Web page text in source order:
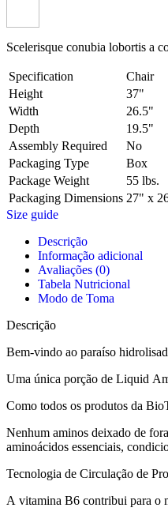
Scelerisque conubia lobortis a
Specification Chair
Height
37"
Width
26.5"
Depth
19.5"
Assembly Required
No
Packaging Type
Box
Package Weight
55 lbs.
Packaging Dimensions 27" x
Size guide
Descrição
Informação adicional
Avaliações (0)
Tabela Nutricional
Modo de Toma
Descrição
Bem-vindo ao paraíso
Uma única porção de Liquid
Como todos os produtos da
Nenhum aminos deixado de
aminoácidos essenciais,
Tecnologia de Circulação de
A vitamina B6 contribui para o